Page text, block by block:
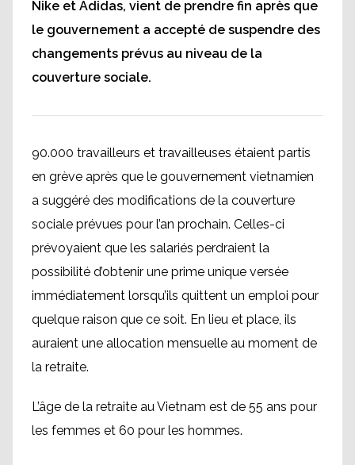
Nike et Adidas, vient de prendre fin après que
le gouvernement a accepté de suspendre des
changements prévus au niveau de la
couverture sociale.
90.000 travailleurs et travailleuses étaient partis
en grève après que le gouvernement vietnamien
a suggéré des modifications de la couverture
sociale prévues pour l’an prochain. Celles-ci
prévoyaient que les salariés perdraient la
possibilité d’obtenir une prime unique versée
immédiatement lorsqu’ils quittent un emploi pour
quelque raison que ce soit. En lieu et place, ils
auraient une allocation mensuelle au moment de
la retraite.
L’âge de la retraite au Vietnam est de 55 ans pour
les femmes et 60 pour les hommes.